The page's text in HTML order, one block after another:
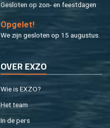
Ge­slo­ten op zon- en feest­da­gen
Op­ge­let!
We zijn ge­slo­ten op 15 au­gus­tus.
OVER EXZO
Wie is EXZO?
Het team
In de pers